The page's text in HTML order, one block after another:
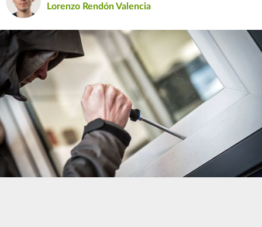
Lorenzo Rendón Valencia